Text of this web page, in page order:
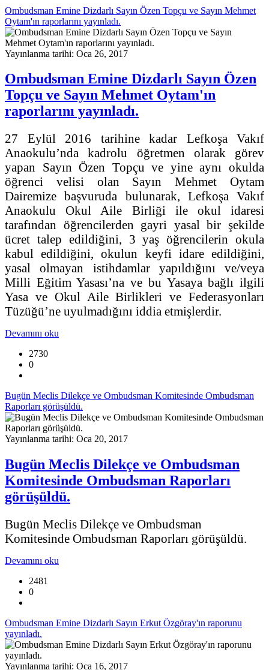
Ombudsman Emine Dizdarlı Sayın Özen Topçu ve Sayın Mehmet
Oytam'ın raporlarını yayınladı.
Yayınlanma tarihi: Oca 26, 2017
Ombudsman Emine Dizdarlı Sayın Özen
Topçu ve Sayın Mehmet Oytam'ın
raporlarını yayınladı.
27 Eylül 2016 tarihine kadar Lefkoşa Vakıf
Anaokulu’nda kadrolu öğretmen olarak görev
yapan Sayın Özen Topçu ve yine aynı okulda
öğrenci velisi olan Sayın Mehmet Oytam
Dairemize başvuruda bulunarak, Lefkoşa Vakıf
Anaokulu Okul Aile Birliği ile okul idaresi
tarafından öğrencilerden gayri yasal bir şekilde
ücret talep edildiğini, 3 yaş öğrencilerin okula
kabul edildiğini, okulun keyfi idare edildiğini,
yasal olmayan istihdamlar yapıldığını ve/veya
Milli Eğitim Yasası’na ve bu Yasaya bağlı ilgili
Yasa ve Okul Aile Birlikleri ve Federasyonları
Tüzüğü’ne uyulmadığını iddia etmişlerdir.
Devamını oku
2730
0
Bugün Meclis Dilekçe ve Ombudsman Komitesinde Ombudsman
Raporları görüşüldü.
Yayınlanma tarihi: Oca 20, 2017
Bugün Meclis Dilekçe ve Ombudsman
Komitesinde Ombudsman Raporları
görüşüldü.
Bugün Meclis Dilekçe ve Ombudsman
Komitesinde Ombudsman Raporları görüşüldü.
Devamını oku
2481
0
Ombudsman Emine Dizdarlı Sayın Erkut Özgöray'ın raporunu
yayınladı.
Yayınlanma tarihi: Oca 16, 2017